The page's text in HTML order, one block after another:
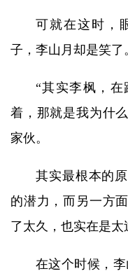
可就在这时，
子，李山月却是笑了
“其实李枫，
着，那就是我为什
家伙。
其实最根本的
的潜力，而另一方
了太久，也实在是太
在这个时候，